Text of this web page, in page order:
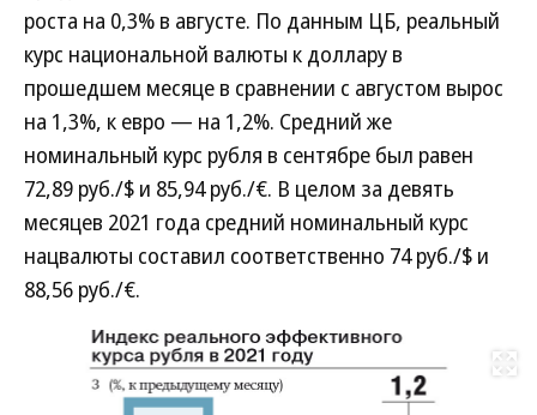
роста на 0,3% в августе. По данным ЦБ, реальный
курс национальной валюты к доллару в
прошедшем месяце в сравнении с августом вырос
на 1,3%, к евро — на 1,2%. Средний же
номинальный курс рубля в сентябре был равен
72,89 руб./$ и 85,94 руб./€. В целом за девять
месяцев 2021 года средний номинальный курс
нацвалюты составил соответственно 74 руб./$ и
88,56 руб./€.